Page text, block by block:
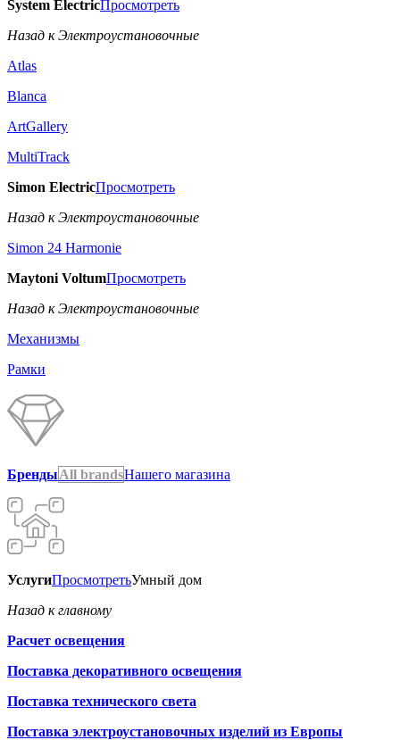
System ElectricПросмотреть
Назад к Электроустановочные
Atlas
Blanca
ArtGallery
MultiTrack
Simon ElectricПросмотреть
Назад к Электроустановочные
Simon 24 Harmonie
Maytoni VoltumПросмотреть
Назад к Электроустановочные
Механизмы
Рамки
БрендыAll brandsНашего магазина
УслугиПросмотретьУмный дом
Назад к главному
Расчет освещения
Поставка декоративного освещения
Поставка технического света
Поставка электроустановочных изделий из Европы